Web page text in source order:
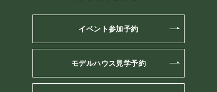
イベント参加予約
モデルハウス見学予約